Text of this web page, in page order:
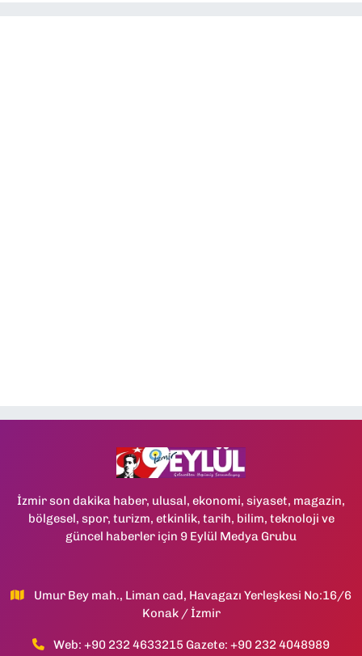
İzmir son dakika haber, ulusal, ekonomi, siyaset, magazin,
bölgesel, spor, turizm, etkinlik, tarih, bilim, teknoloji ve
güncel haberler için 9 Eylül Medya Grubu
Umur Bey mah., Liman cad, Havagazı Yerleşkesi No:16/6
Konak / İzmir
Web: +90 232 4633215 Gazete: +90 232 4048989